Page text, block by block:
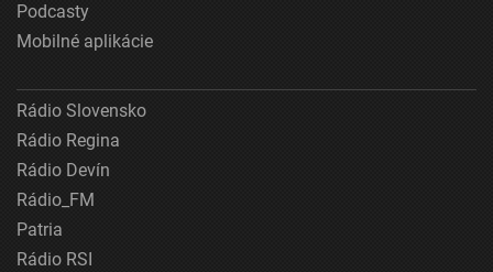
Podcasty
Mobilné aplikácie
Rádio Slovensko
Rádio Regina
Rádio Devín
Rádio_FM
Patria
Rádio RSI